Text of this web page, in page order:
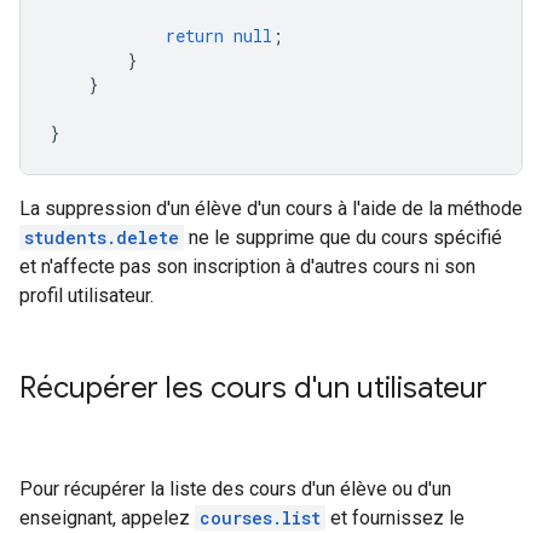
return null ;
}
}
}
La suppression d'un élève d'un cours à l'aide de la méthode
students.delete ne le supprime que du cours spécifié
et n'affecte pas son inscription à d'autres cours ni son
profil utilisateur.
Récupérer les cours d'un utilisateur
Pour récupérer la liste des cours d'un élève ou d'un
enseignant, appelez courses.list et fournissez le